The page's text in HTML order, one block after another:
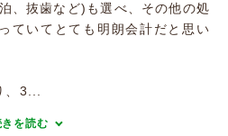
、抜歯など)も選べ、その他の処
ていてとても明朗会計だと思い
3...
きを読む